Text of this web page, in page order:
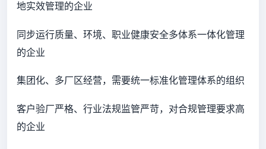
地实效管理的企业
同步运行质量、环境、职业健康安全多体系一体化管理
的企业
集团化、多厂区经营，需要统一标准化管理体系的组织
客户验厂严格、行业法规监管严苛，对合规管理要求高
的企业